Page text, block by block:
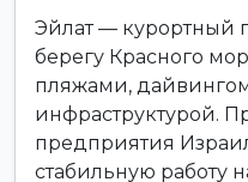
Эйлат — курортный
берегу Красного
пляжами,
инфраструктурой.
предприятия
стабильную работу